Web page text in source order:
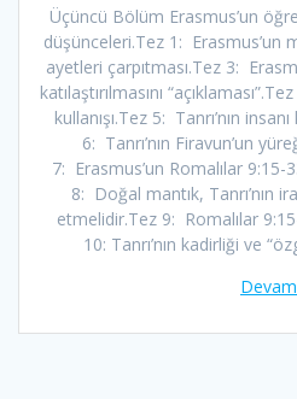
Üçüncü Bölüm Erasmus’un
düşünceleri.Tez 1: Erasmus’un
ayetleri çarpıtması.Tez 3:
katılaştırılmasını
kullanışı.Tez 5: Tanrı’nın
6: Tanrı’nın Firavun’un
7: Erasmus’un Romalılar 9:15-
8: Doğal mantık, Tanrı’nın
etmelidir.Tez 9: Romalılar
10: Tanrı’nın kadirliği ve